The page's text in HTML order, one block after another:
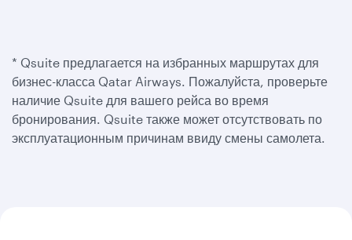
* Qsuite предлагается на избранных маршрутах для
бизнес-класса Qatar Airways. Пожалуйста, проверьте
наличие Qsuite для вашего рейса во время
бронирования. Qsuite также может отсутствовать по
эксплуатационным причинам ввиду смены самолета.